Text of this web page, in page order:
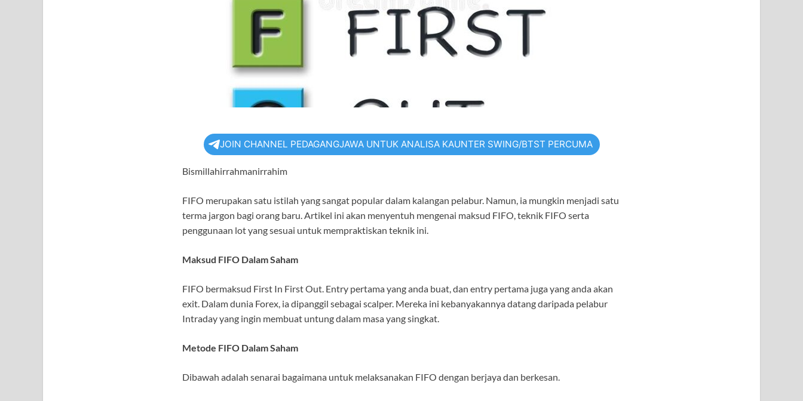
JOIN CHANNEL PEDAGANGJAWA UNTUK ANALISA KAUNTER SWING/BTST PERCUMA
Bismillahirrahmanirrahim
FIFO merupakan satu istilah yang sangat popular dalam kalangan pelabur. Namun, ia mungkin menjadi satu
terma jargon bagi orang baru. Artikel ini akan menyentuh mengenai maksud FIFO, teknik FIFO serta
penggunaan lot yang sesuai untuk mempraktiskan teknik ini.
Maksud FIFO Dalam Saham
FIFO bermaksud First In First Out. Entry pertama yang anda buat, dan entry pertama juga yang anda akan
exit. Dalam dunia Forex, ia dipanggil sebagai scalper. Mereka ini kebanyakannya datang daripada pelabur
Intraday yang ingin membuat untung dalam masa yang singkat.
Metode FIFO Dalam Saham
Dibawah adalah senarai bagaimana untuk melaksanakan FIFO dengan berjaya dan berkesan.